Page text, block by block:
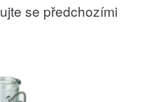
se předchozími